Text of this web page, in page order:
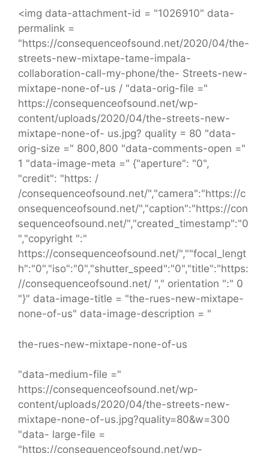
<img data-attachment-id = "1026910" data-
permalink =
"https://consequenceofsound.net/2020/04/the-
streets-new-mixtape-tame-impala-
collaboration-call-my-phone/the- Streets-new-
mixtape-none-of-us / "data-orig-file ="
https://consequenceofsound.net/wp-
content/uploads/2020/04/the-streets-new-
mixtape-none-of- us.jpg? quality = 80 "data-
orig-size =" 800,800 "data-comments-open ="
1 "data-image-meta =" {"aperture": "0",
"credit": "https: /
/consequenceofsound.net/","camera":"https://c
onsequenceofsound.net/","caption":"https://con
sequenceofsound.net/","created_timestamp":"0
","copyright ":"
https://consequenceofsound.net/",""focal_lengt
h":"0","iso":"0","shutter_speed":"0","title":"https:
//consequenceofsound.net/ "," orientation ":" 0
"}" data-image-title = "the-rues-new-mixtape-
none-of-us" data-image-description = "
the-rues-new-mixtape-none-of-us
"data-medium-file ="
https://consequenceofsound.net/wp-
content/uploads/2020/04/the-streets-new-
mixtape-none-of-us.jpg?quality=80&w=300
"data- large-file =
"https://consequenceofsound.net/wp-